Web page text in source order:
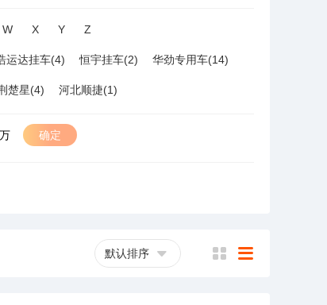
W X Y Z
运达挂车(4) 恒宇挂车(2) 华劲专用车(14)
楚星(4) 河北顺捷(1)
万 确定
默认排序 横 列